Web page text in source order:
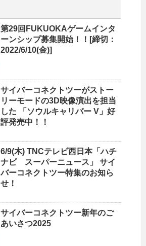
第29回FUKUOKAゲームインタ
ーンシップ募集開始！！[締切：
2022/6/10(金)]
サイバーコネクトツーがストー
リーモードの3D映像演出を担当
した 「ソウルキャリバー V」好
評発売中！！
6/9(木) TNCテレビ西日本「ハチ
ナビ スーパーニュース」 サイ
バーコネクトツー特集のお知ら
せ！
サイバーコネクトツー新年のご
あいさつ2025